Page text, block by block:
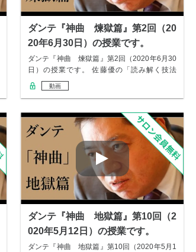
ダンテ『神曲 煉獄篇』第2回（20
20年6月30日）の授業です。
ダンテ『神曲 煉獄篇』第2回（2020年6月30
日）の授業です。 佐藤優の「読み解く技法
教…
動画
ダンテ『神曲 地獄篇』第10回（2
020年5月12日）の授業です。
ダンテ『神曲 地獄篇』第10回（2020年5月1